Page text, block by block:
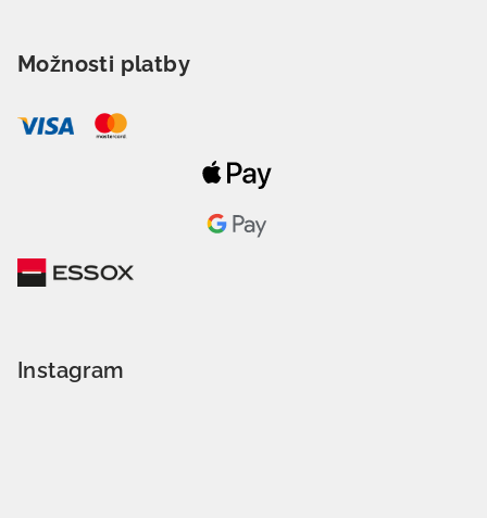
Možnosti platby
Instagram